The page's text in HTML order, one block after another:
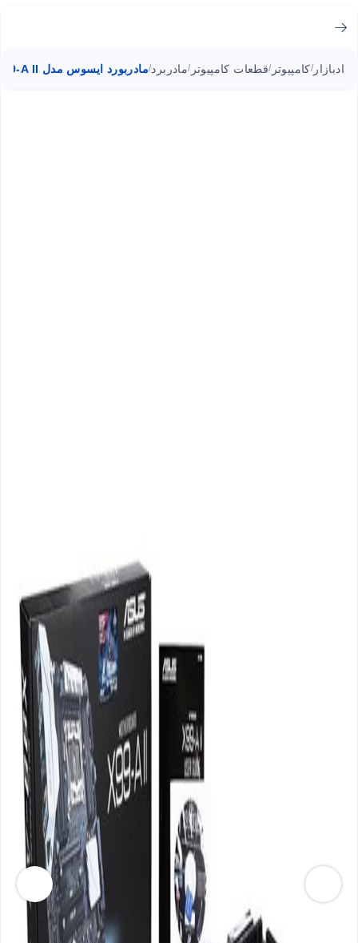
ادبازار /کامپیوتر /قطعات کامپیوتر /مادربرد/مادربورد ایسوس مدل X99-A II با سوکت 2011 ورژن 3